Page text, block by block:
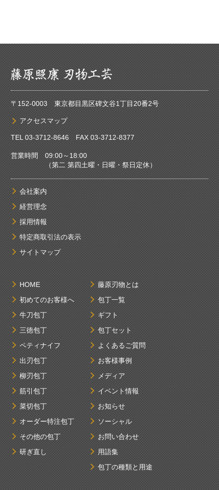
〒152-0003 東京都目黒区碑文谷1丁目20番2号
アクセスマップ
TEL03-3712-8646FAX 03-3712-8377
営業時間 09:00～18:00
（第二 第四土曜・日曜・祭日定休）
会社案内
経営理念
採用情報
特定商取引法の表示
サイトマップ
HOME
初めてのお客様へ
牛刀包丁
三徳包丁
ペティナイフ
出刃包丁
柳刃包丁
筋引包丁
菜切包丁
オーダー特注包丁
その他の包丁
研ぎ直し
藤原刃物とは
包丁一覧
ギフト
包丁セット
よくあるご質問
お客様事例
メディア
イベント情報
お知らせ
ソーシャル
お問い合わせ
用語集
包丁の種類と用途